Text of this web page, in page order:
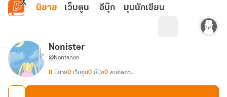
ข้ามไปยังเนื้อหาหลัก
นิยาย เว็บตูน อีบุ๊ก มุมนักเขียน
Nonister
@Nontanon
0 นิยาย0 เว็บตูน0 อีบุ๊ก0 คนติดตาม